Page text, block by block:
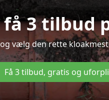
3 tilbud
vælg den rette
Få 3 tilbud, gratis og